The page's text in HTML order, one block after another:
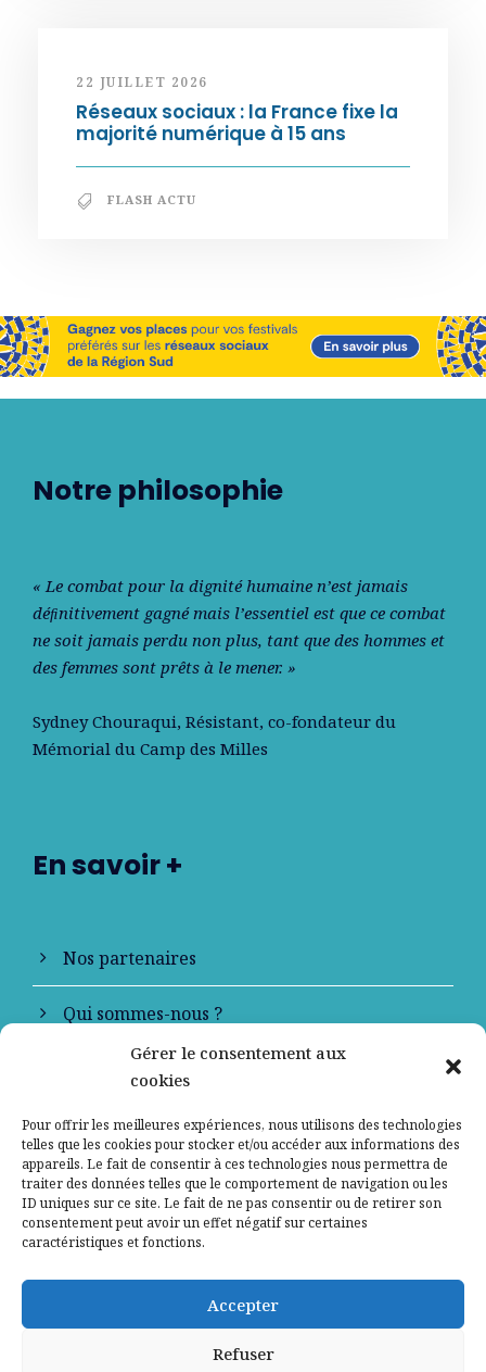
Gérer le consentement aux
cookies
Pour offrir les meilleures expériences, nous utilisons des technologies
telles que les cookies pour stocker et/ou accéder aux informations des
appareils. Le fait de consentir à ces technologies nous permettra de
traiter des données telles que le comportement de navigation ou les
ID uniques sur ce site. Le fait de ne pas consentir ou de retirer son
consentement peut avoir un effet négatif sur certaines
caractéristiques et fonctions.
Accepter
Refuser
22 JUILLET 2026
Réseaux sociaux : la France fixe la
majorité numérique à 15 ans
FLASH ACTU
Notre philosophie
« Le combat pour la dignité humaine n’est jamais
déﬁnitivement gagné mais l’essentiel est que ce combat
ne soit jamais perdu non plus, tant que des hommes et
des femmes sont prêts à le mener. »
Sydney Chouraqui, Résistant, co-fondateur du
Mémorial du Camp des Milles
En savoir +
Nos partenaires
Qui sommes-nous ?
Contactez-nous
Mentions légales
Politique de confidentialité